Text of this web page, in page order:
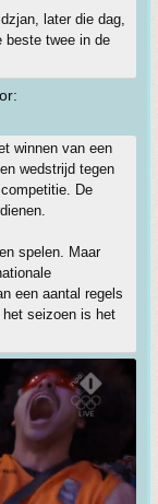
later die dag,
beste twee in de
winnen van een
wedstrijd tegen
De
spelen. Maar
een aantal regels
seizoen is het